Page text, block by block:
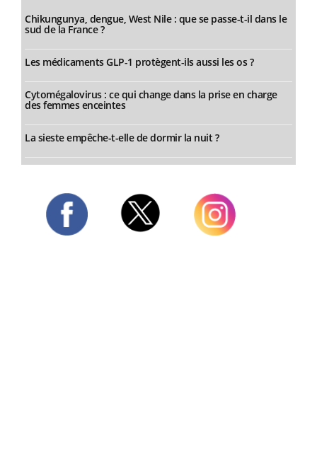
Chikungunya, dengue, West Nile : que se passe-t-il dans le
sud de la France ?
Les médicaments GLP-1 protègent-ils aussi les os ?
Cytomégalovirus : ce qui change dans la prise en charge
des femmes enceintes
La sieste empêche-t-elle de dormir la nuit ?